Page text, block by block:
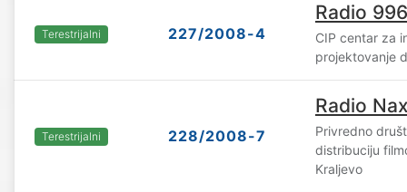
Terestrijalni 227/2008-4
Radio
CIP centar za
projektovanje
Terestrijalni 228/2008-7
Radio
Privredno
distribuciju
Kraljevo